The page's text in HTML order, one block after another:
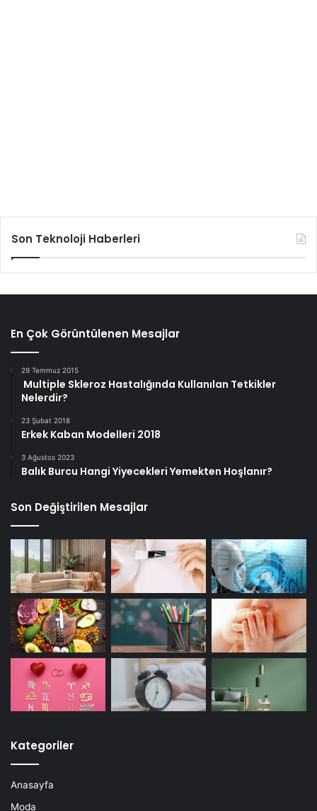
Son Teknoloji Haberleri
En Çok Görüntülenen Mesajlar
29 Temmuz 2015
Multiple Skleroz Hastalığında Kullanılan Tetkikler
Nelerdir?
23 Şubat 2018
Erkek Kaban Modelleri 2018
3 Ağustos 2023
Balık Burcu Hangi Yiyecekleri Yemekten Hoşlanır?
Son Değiştirilen Mesajlar
Kategoriler
Anasayfa
Moda